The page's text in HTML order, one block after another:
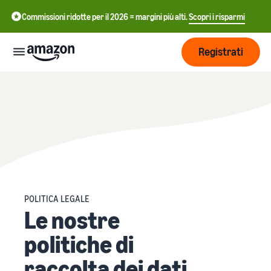
Commissioni ridotte per il 2026 = margini più alti.Scopri i risparmi
Introduzione alla
vendita
Come diventare un Partner
di Vendita Amazon
Amazon
Logistica di Amazon
Esternalizza spedizioni, resi
e servizio clienti
Raggiungi
più clienti
Pubblicizza con
Prezzi
Informarsi
Impara
English
Italiano
Registrati
POLITICA LEGALE
Le nostre
politiche di